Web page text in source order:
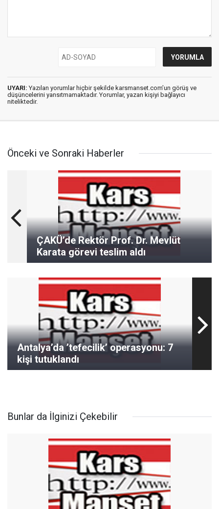
UYARI: Yazılan yorumlar hiçbir şekilde karsmanset.com’un görüş ve
düşüncelerini yansıtmamaktadır. Yorumlar, yazan kişiyi bağlayıcı
niteliktedir.
Önceki ve Sonraki Haberler
ÇAKÜ’de Rektör Prof. Dr. Mevlüt
Karata görevi teslim aldı
Antalya’da ’tefecilik’ operasyonu: 7
kişi tutuklandı
Bunlar da İlginizi Çekebilir